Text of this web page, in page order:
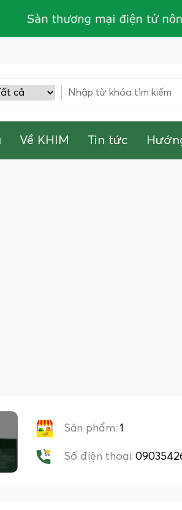
Về KHIM Tin tức
Sản phẩm: 1
Số điện thoại: